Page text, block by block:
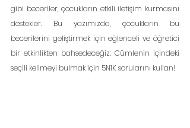
gibi beceriler, çocukların etkili iletişim kurmasını
destekler. Bu yazımızda, çocukların bu
becerilerini geliştirmek için eğlenceli ve öğretici
bir etkinlikten bahsedeceğiz: Cümlenin içindeki
seçili kelimeyi bulmak için 5N1K sorularını kullan!